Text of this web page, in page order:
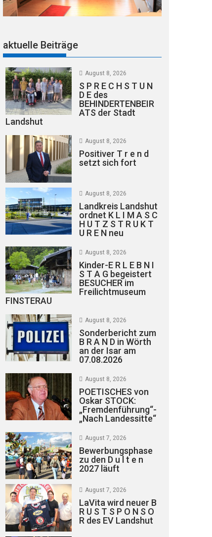
aktuelle Beiträge
August 8, 2026
S P R E C H S T U N
D E des
BEHINDERTENBEIR
ATS der Stadt
Landshut
August 8, 2026
Positiver T r e n d
setzt sich fort
August 8, 2026
Landkreis Landshut
ordnet K L I M A S C
H U T Z S T R U K T
U R E N neu
August 8, 2026
Kinder-E R L E B N I
S T A G begeistert
BESUCHER im
Freilichtmuseum
FINSTERAU
August 8, 2026
Sonderbericht zum
B R A N D in Wörth
an der Isar am
07.08.2026
August 8, 2026
POETISCHES von
Oskar STOCK:
„Fremdenführung“-
„Nach Landessitte“
August 7, 2026
Bewerbungsphase
zu den D u l t e n
2027 läuft
August 7, 2026
LaVita wird neuer B
R U S T S P O N S O
R des EV Landshut